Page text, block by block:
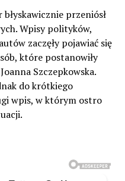
przeniósł
Wpisy polityków,
zaczęły pojawiać się
które postanowiły
Szczepkowska.
do krótkiego
wpis, w którym ostro